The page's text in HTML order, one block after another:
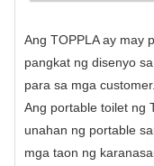
Ang TOPPLA ay may
pangkat ng disenyo
para sa mga customer.
Ang portable toilet ng
unahan ng portable
mga taon ng